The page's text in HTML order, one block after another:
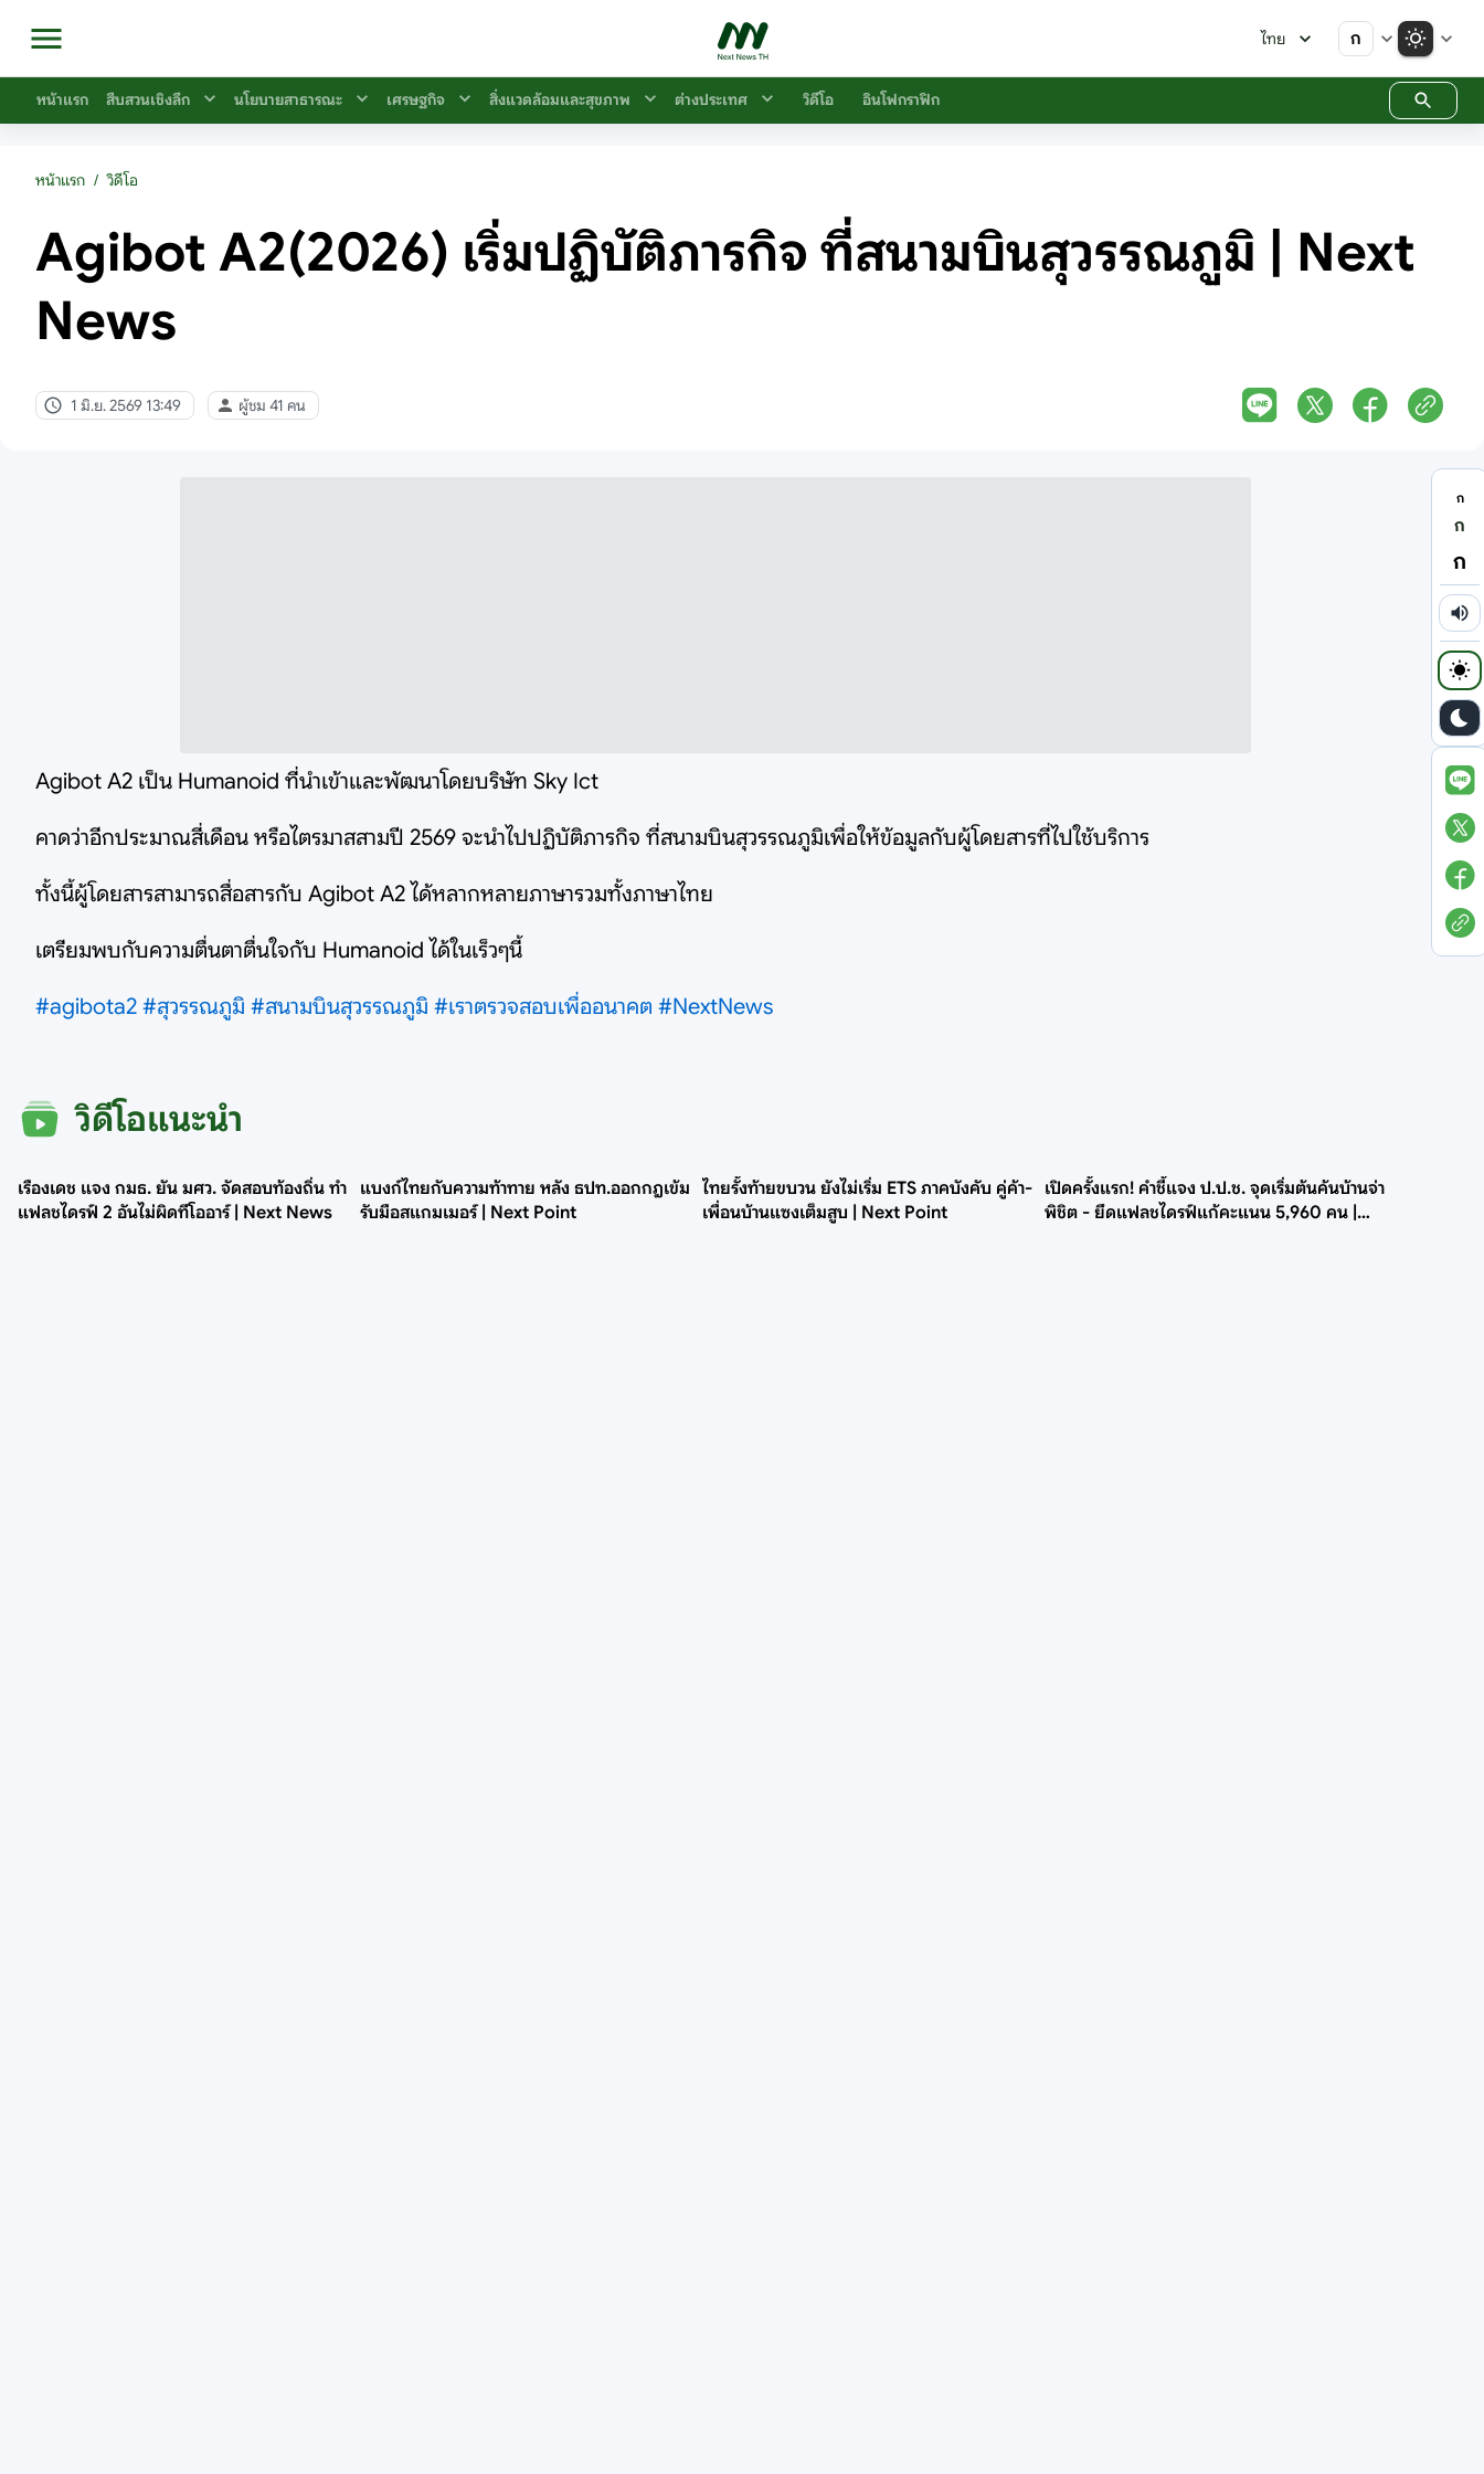
ไทย ก
หน้าแรก สืบสวนเชิงลึก นโยบายสาธารณะ เศรษฐกิจ สิ่งแวดล้อมและสุขภาพ ต่างประเทศ วิดีโอ อินโฟกราฟิก
หน้าแรก / วิดีโอ
Agibot A2(2026) เริ่มปฏิบัติภารกิจ ที่สนามบินสุวรรณภูมิ | Next
News
1 มิ.ย. 2569 13:49 ผู้ชม 41 คน
Agibot A2 เป็น Humanoid ที่นำเข้าและพัฒนาโดยบริษัท Sky Ict
คาดว่าอีกประมาณสี่เดือน หรือไตรมาสสามปี 2569 จะนำไปปฏิบัติภารกิจ ที่สนามบินสุวรรณภูมิเพื่อให้ข้อมูลกับผู้โดยสารที่ไปใช้บริการ
ทั้งนี้ผู้โดยสารสามารถสื่อสารกับ Agibot A2 ได้หลากหลายภาษารวมทั้งภาษาไทย
เตรียมพบกับความตื่นตาตื่นใจกับ Humanoid ได้ในเร็วๆนี้
#agibota2 #สุวรรณภูมิ #สนามบินสุวรรณภูมิ #เราตรวจสอบเพื่ออนาคต #NextNews
ก
ก
ก
วิดีโอแนะนำ
เรืองเดช แจง กมธ. ยัน มศว. จัดสอบท้องถิ่น ทำ
แฟลชไดรฟ์ 2 อันไม่ผิดทีโออาร์ | Next News
แบงก์ไทยกับความท้าทาย หลัง ธปท.ออกกฎเข้ม
รับมือสแกมเมอร์ | Next Point
ไทยรั้งท้ายขบวน ยังไม่เริ่ม ETS ภาคบังคับ คู่ค้า-
เพื่อนบ้านแซงเต็มสูบ | Next Point
เปิดครั้งแรก! คำชี้แจง ป.ป.ช. จุดเริ่มต้นค้นบ้านจ่า
พิชิต - ยึดแฟลชไดรฟ์แก้คะแนน 5,960 คน |